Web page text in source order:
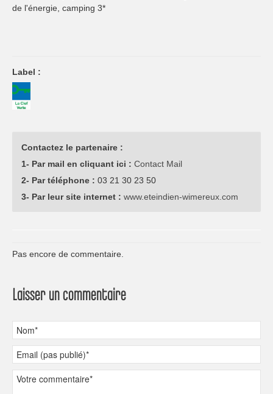
de l'énergie, camping 3*
Label :
Contactez le partenaire :
1- Par mail en cliquant ici : Contact Mail
2- Par téléphone : 03 21 30 23 50
3- Par leur site internet : www.eteindien-wimereux.com
Pas encore de commentaire.
Laisser un commentaire